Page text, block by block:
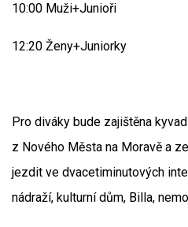
10:00 Muži+Junioři
12:20 Ženy+Juniorky
Pro diváky bude zajištěna
z Nového Města na Moravě a
jezdit ve dvacetiminutových
nádraží, kulturní dům, Billa,